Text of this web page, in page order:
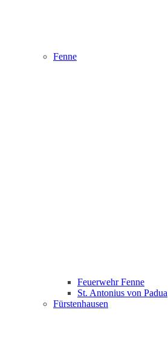
Fenne
Feuerwehr Fenne
St. Antonius von Padua
Fürstenhausen